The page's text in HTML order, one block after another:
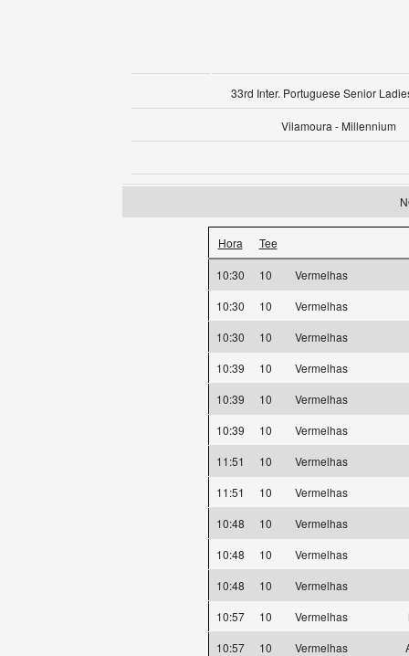
33rd Inter. Portuguese Senior
Vilamoura - Millennium
Hora Tee
10:30 10
Vermelhas
10:30
10
Vermelhas
10:30
10
Vermelhas
10:39
10
Vermelhas
10:39
10
Vermelhas
10:39
10
Vermelhas
11:51
10
Vermelhas
11:51
10
Vermelhas
10:48
10
Vermelhas
10:48
10
Vermelhas
10:48
10
Vermelhas
10:57
10 Vermelhas
10:57
10 Vermelhas